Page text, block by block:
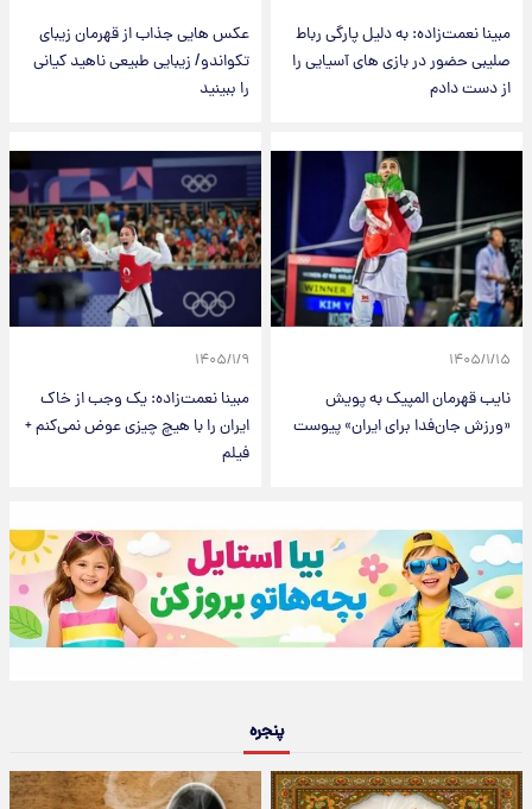
مبینا نعمت‌زاده: به دلیل پارگی رباط
صلیبی حضور در بازی های آسیایی را
از دست دادم
عکس هایی جذاب از قهرمان زیبای
تکواندو/ زیبایی طبیعی ناهید کیانی
را ببینید
۱۴۰۵/۱/۱۵
نایب قهرمان المپیک به پویش
«ورزش جان‌فدا برای ایران» پیوست
۱۴۰۵/۱/۹
مبینا نعمت‌زاده: یک وجب از خاک
ایران را با هیچ چیزی عوض نمی‌کنم +
فیلم
پنجره